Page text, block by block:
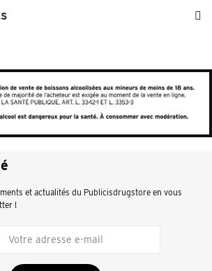
et actualités du Publicisdrugstore en vous
!